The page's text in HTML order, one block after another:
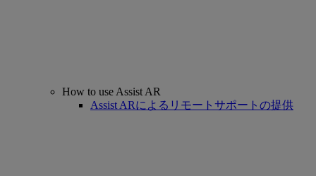
How to use Assist AR
Assist ARによるリモートサポートの提供